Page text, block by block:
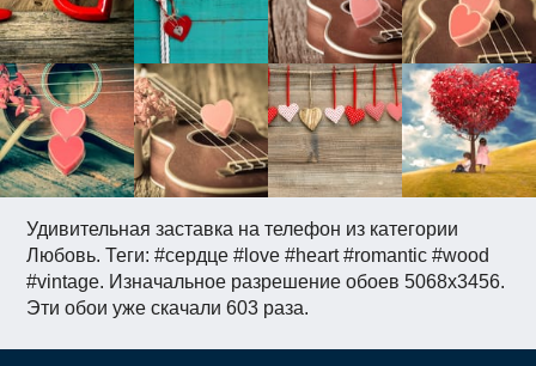
Удивительная заставка на телефон из категории
Любовь. Теги: #сердце #love #heart #romantic #wood
#vintage. Изначальное разрешение обоев 5068x3456.
Эти обои уже скачали 603 раза.